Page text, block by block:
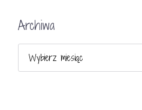
Archiwa